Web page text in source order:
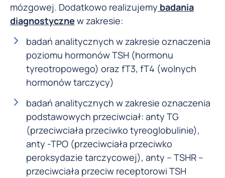
mózgowej. Dodatkowo realizujemy badania
diagnostyczne w zakresie:
badań analitycznych w zakresie oznaczenia
poziomu hormonów TSH (hormonu
tyreotropowego) oraz fT3, fT4 (wolnych
hormonów tarczycy)
badań analitycznych w zakresie oznaczenia
podstawowych przeciwciał: anty TG
(przeciwciała przeciwko tyreoglobulinie),
anty -TPO (przeciwciała przeciwko
peroksydazie tarczycowej), anty – TSHR –
przeciwciała przeciw receptorowi TSH